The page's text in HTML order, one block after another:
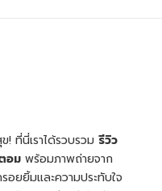
ที่นี่เราได้รวบรวม รีวิว
อม พร้อมภาพถ่ายจาก
ยยิ้มและความประทับใจ